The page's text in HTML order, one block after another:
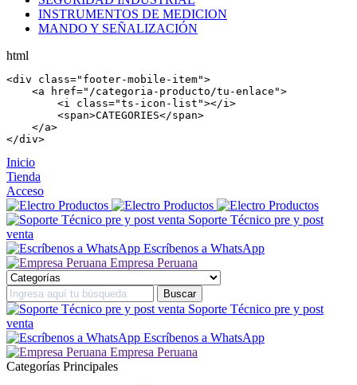
INSTRUMENTOS DE MEDICION
MANDO Y SEÑALIZACIÓN
html
<div class="footer-mobile-item">
    <
a href="/categoria-producto/tu-enlace">
        <
i class="ts-icon-list"></i >
        <
span>CATEGORIES</span>
    </
a>
</div>
Inicio
Tienda
Acceso
Soporte Técnico pre y post
venta
Escríbenos a WhatsApp
Empresa Peruana
Soporte Técnico pre y post
venta
Escríbenos a WhatsApp
Empresa Peruana
Categorías Principales